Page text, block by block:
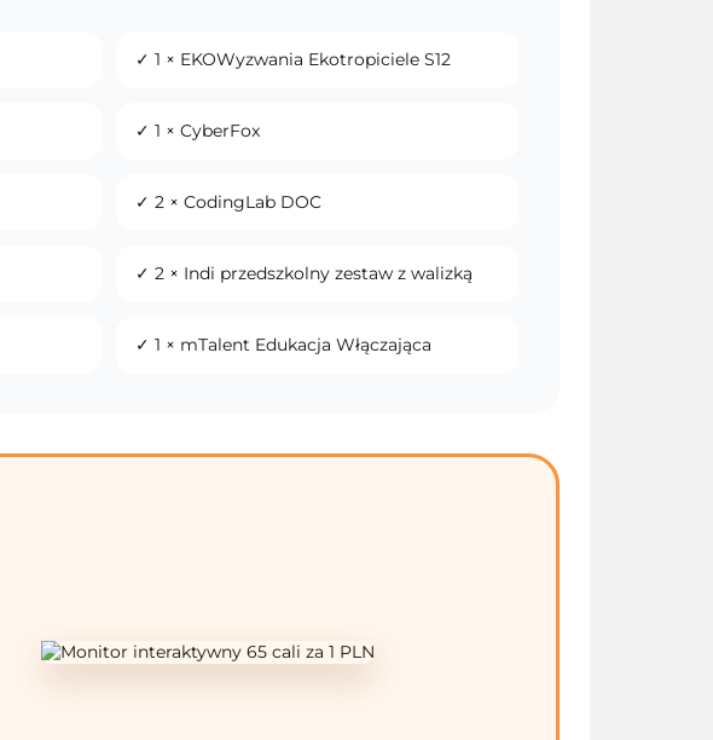
✓ 1 × EKOWyzwania Ekotropiciele S12
✓ 1 × CyberFox
✓ 2 × CodingLab DOC
✓ 2 × Indi przedszkolny zestaw z walizką
✓ 1 × mTalent Edukacja Włączająca